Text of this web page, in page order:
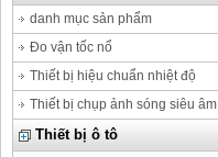
danh mục sản phẩm
Đo vận tốc nổ
Thiết bị hiệu chuẩn nhiệt độ
Thiết bị chụp ảnh sóng siêu âm
Thiết bị ô tô